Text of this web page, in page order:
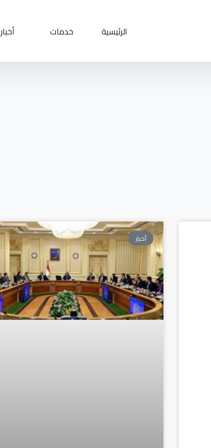
الرئيسية خدمات أخبار
أخبار